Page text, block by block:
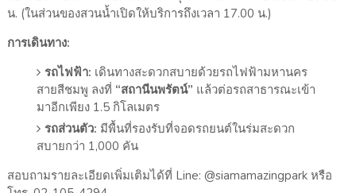
น. (ในส่วนของสวนน้ำเปิดให้บริการถึงเวลา 17.00 น.)
การเดินทาง:
รถไฟฟ้า: เดินทางสะดวกสบายด้วยรถไฟฟ้ามหานคร
สายสีชมพู ลงที่ “สถานีนพรัตน์” แล้วต่อรถสาธารณะเข้า
มาอีกเพียง 1.5 กิโลเมตร
รถส่วนตัว: มีพื้นที่รองรับที่จอดรถยนต์ในร่มสะดวก
สบายกว่า 1,000 คัน
สอบถามรายละเอียดเพิ่มเติมได้ที่ Line: @siamamazingpark หรือ